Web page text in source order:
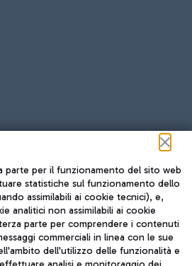
e approfitta della vicinanza
più facile spostarsi
di Fiumicino da Roma
Trenitalia.
JOURNAL
parte per il funzionamento del sito web
statistiche sul funzionamento dello
assimilabili ai cookie tecnici), e,
analitici non assimilabili ai cookie
parte per comprendere i contenuti
commerciali in linea con le sue
dell'utilizzo delle funzionalità e